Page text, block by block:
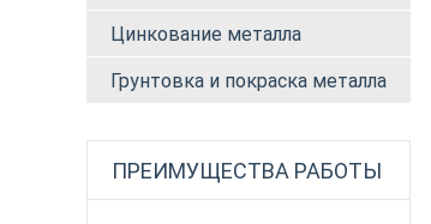
Цинкование металла
Грунтовка и покраска металла
ПРЕИМУЩЕСТВА РАБОТЫ